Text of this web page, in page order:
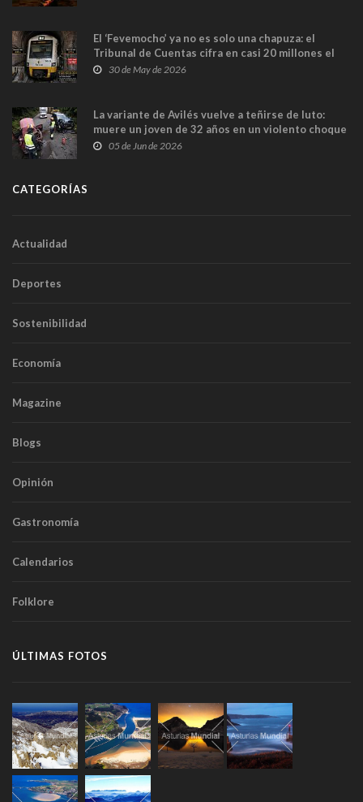
El ‘Fevemocho’ ya no es solo una chapuza: el
Tribunal de Cuentas cifra en casi 20 millones el
sobrecoste de los trenes que no cabían por los
30 de May de 2026
La variante de Avilés vuelve a teñirse de luto:
muere un joven de 32 años en un violento choque
frontal
05 de Jun de 2026
CATEGORÍAS
Actualidad
Deportes
Sostenibilidad
Economía
Magazine
Blogs
Opinión
Gastronomía
Calendarios
Folklore
ÚLTIMAS FOTOS